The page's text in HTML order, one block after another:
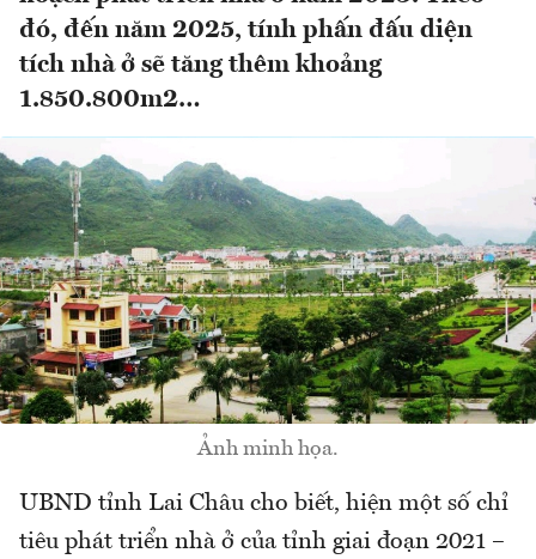
đó, đến năm 2025, tính phấn đấu diện
tích nhà ở sẽ tăng thêm khoảng
1.850.800m2…
Ảnh minh họa.
UBND tỉnh Lai Châu cho biết, hiện một số chỉ
tiêu phát triển nhà ở của tỉnh giai đoạn 2021 –